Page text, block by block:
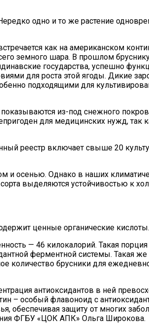
одно и то же растение
как на американском
земного шара. В прошлом
государства, успешно
для роста этой ягоды. Дикие
подходящими для
из-под снежного
для медицинских нужд, так
реестр включает свыше 20
и осенью. Однако в наших
выделяются устойчивостью к
ценные органические кислоты.
— 46 килокалорий. Такая
ферментной системы. Такая же
количество брусники для
антиоксидантов в ней
– особый флавоноид с
обеспечивая защиту от многих
ФГБУ «ЦОК АПК» Ольга Широкова.